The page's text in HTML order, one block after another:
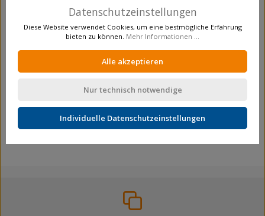
Schwere Apparaterolle
C104.A89.080
Datenschutzeinstellungen
Diese Website verwendet Cookies, um eine bestmögliche Erfahrung
bieten zu können. Mehr Informationen ...
Alle akzeptieren
Nur technisch notwendige
Individuelle Datenschutzeinstellungen